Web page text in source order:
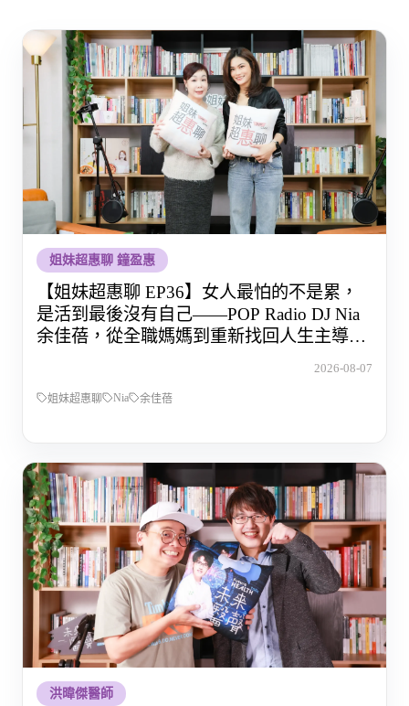
姐妹超惠聊 鐘盈惠
【姐妹超惠聊 EP36】女人最怕的不是累，
是活到最後沒有自己——POP Radio DJ Nia
余佳蓓，從全職媽媽到重新找回人生主導權
2026-08-07
姐妹超惠聊 Nia 余佳蓓
洪暐傑醫師